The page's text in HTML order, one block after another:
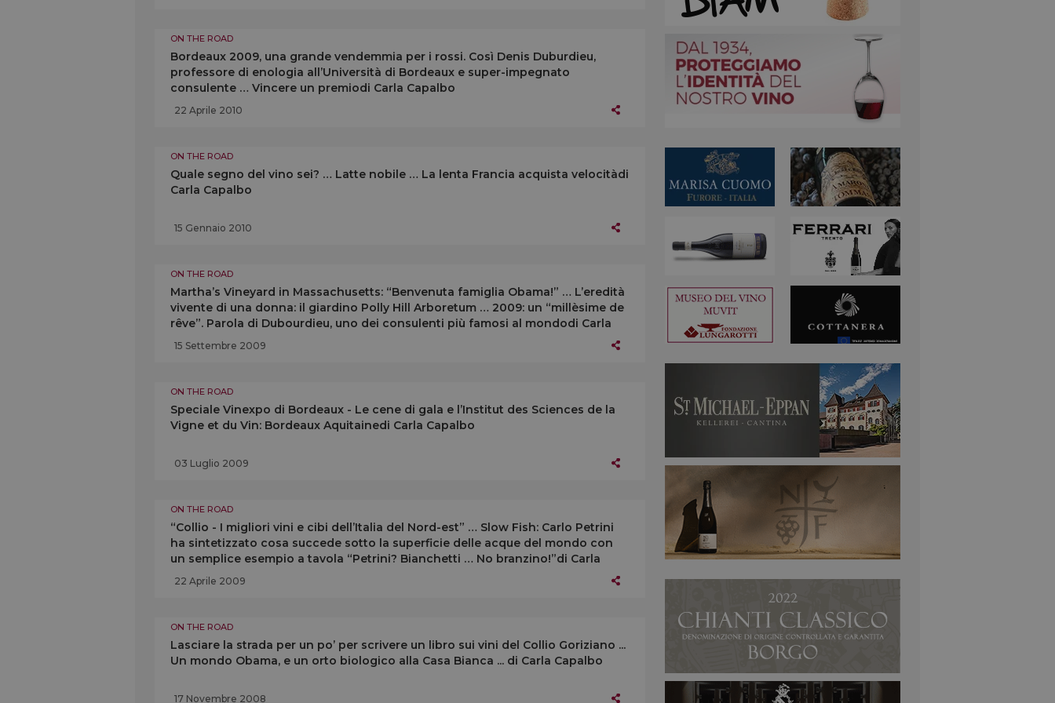
ON THE ROAD
Bordeaux 2009, una grande vendemmia per i rossi. Così Denis Duburdieu,
professore di enologia all’Università di Bordeaux e super-impegnato
consulente … Vincere un premiodi Carla Capalbo
22 Aprile 2010
ON THE ROAD
Quale segno del vino sei? … Latte nobile … La lenta Francia acquista velocitàdi
Carla Capalbo
15 Gennaio 2010
ON THE ROAD
Martha’s Vineyard in Massachusetts: “Benvenuta famiglia Obama!” … L’eredità
vivente di una donna: il giardino Polly Hill Arboretum … 2009: un “millèsime de
rêve”. Parola di Dubourdieu, uno dei consulenti più famosi al mondodi Carla
Capalbo
15 Settembre 2009
ON THE ROAD
Speciale Vinexpo di Bordeaux - Le cene di gala e l’Institut des Sciences de la
Vigne et du Vin: Bordeaux Aquitainedi Carla Capalbo
03 Luglio 2009
ON THE ROAD
“Collio - I migliori vini e cibi dell’Italia del Nord-est” … Slow Fish: Carlo Petrini
ha sintetizzato cosa succede sotto la superficie delle acque del mondo con
un semplice esempio a tavola “Petrini? Bianchetti … No branzino!”di Carla
Capalbo
22 Aprile 2009
ON THE ROAD
Lasciare la strada per un po’ per scrivere un libro sui vini del Collio Goriziano ...
Un mondo Obama, e un orto biologico alla Casa Bianca ... di Carla Capalbo
17 Novembre 2008